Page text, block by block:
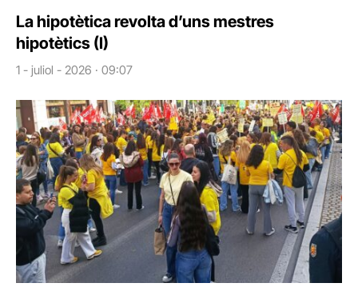
La hipotètica revolta d’uns mestres
hipotètics (I)
1 - juliol - 2026 · 09:07